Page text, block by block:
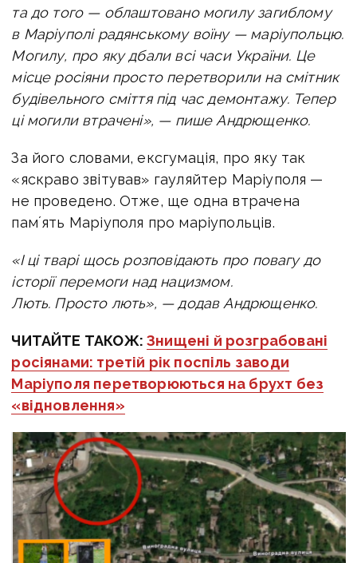
та до того — облаштовано могилу загиблому
в Маріуполі радянському воїну — маріупольцю.
Могилу, про яку дбали всі часи України. Це
місце росіяни просто перетворили на смітник
будівельного сміття під час демонтажу. Тепер
ці могили втрачені», — пише Андрющенко.
За його словами, ексгумація, про яку так
«яскраво звітував» гауляйтер Маріуполя —
не проведено. Отже, ще одна втрачена
памʼять Маріуполя про маріупольців.
«І ці тварі щось розповідають про повагу до
історії перемоги над нацизмом.
Лють. Просто лють», — додав Андрющенко.
ЧИТАЙТЕ ТАКОЖ:Знищені й розграбовані
росіянами: третій рік поспіль заводи
Маріуполя перетворюються на брухт без
«відновлення»